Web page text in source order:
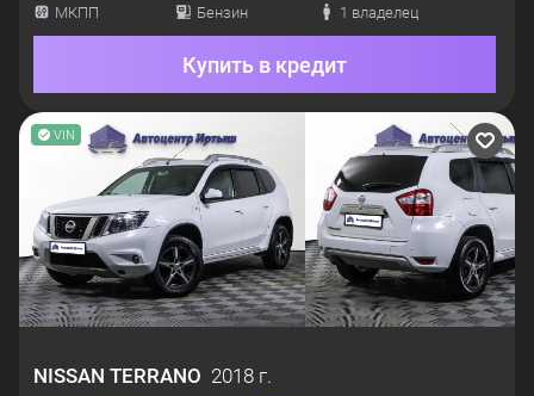
МКПП
Бензин 1 владелец
Купить в кредит
VIN
NISSAN TERRANO 2018 г.